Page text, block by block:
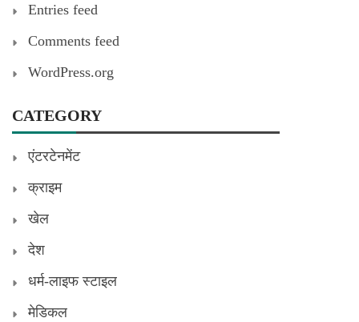
Entries feed
Comments feed
WordPress.org
CATEGORY
एंटरटेनमेंट
क्राइम
खेल
देश
धर्म-लाइफ स्टाइल
मेडिकल